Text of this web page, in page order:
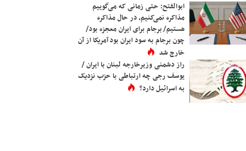
ابوالفتح: حتی زمانی که می‌گوییم
مذاکره نمی‌کنیم، در حال مذاکره
هستیم/ برجام برای ایران معجزه بود/
چون برجام به سود ایران بود آمریکا از آن
خارج شد
راز دشمنی وزیرخارجه لبنان با ایران /
یوسف رجی چه ارتباطی با حزب نزدیک
به اسرائیل دارد؟